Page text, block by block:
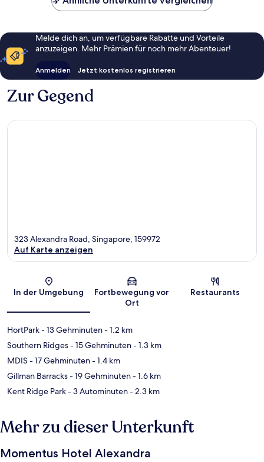
Melde dich an, um verfügbare Rabatte und Vorteile
anzuzeigen. Mehr Prämien für noch mehr Abenteuer!
Anmelden Jetzt kostenlos registrieren
Zur Gegend
Karte
323 Alexandra Road, Singapore, 159972
Auf Karte anzeigen
In der Umgebung
Fortbewegung vor
Ort
Restaurants
HortPark- 13 Gehminuten- 1.2 km
Southern Ridges- 15 Gehminuten- 1.3 km
MDIS - 17 Gehminuten- 1.4 km
Gillman Barracks- 19 Gehminuten- 1.6 km
Kent Ridge Park- 3 Autominuten- 2.3 km
Mehr zu dieser Unterkunft
Momentus Hotel Alexandra